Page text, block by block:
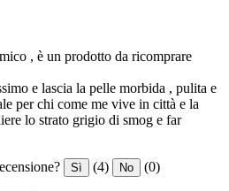
, è un prodotto da ricomprare
e lascia la pelle morbida , pulita e
per chi come me vive in città e la
lo strato grigio di smog e far
Sì (4) No (0)